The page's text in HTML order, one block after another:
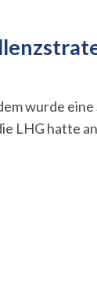
wurde
LHG hatte